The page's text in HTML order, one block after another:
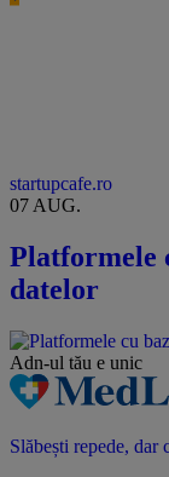
startupcafe.ro
07 AUG.
Platformele
datelor
Adn-ul tău e unic
Slăbești repede, dar